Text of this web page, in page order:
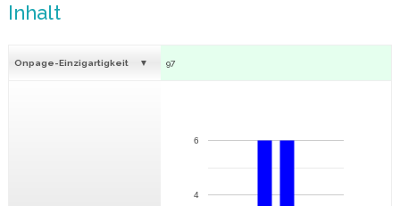
Inhalt
Onpage-Einzigartigkeit 97
4
6